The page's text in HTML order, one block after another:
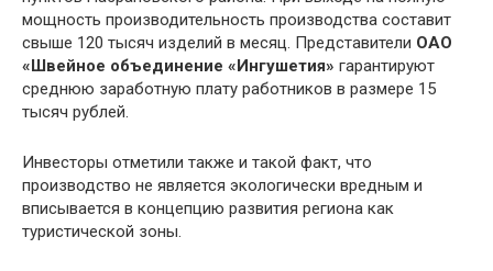
мощность производительность производства составит
свыше 120 тысяч изделий в месяц. Представители ОАО
«Швейное объединение «Ингушетия» гарантируют
среднюю заработную плату работников в размере 15
тысяч рублей.
Инвесторы отметили также и такой факт, что
производство не является экологически вредным и
вписывается в концепцию развития региона как
туристической зоны.